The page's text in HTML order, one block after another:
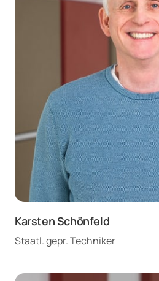
Karsten Schönfeld
Staatl. gepr. Techniker